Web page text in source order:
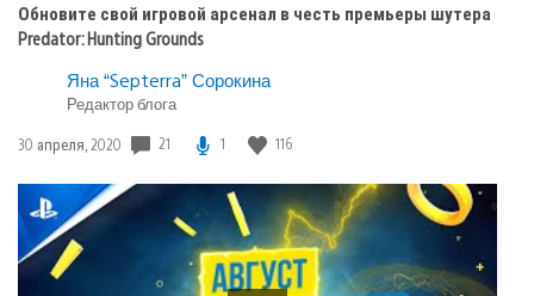
Обновите свой игровой арсенал в честь премьеры шутера
Predator: Hunting Grounds
Яна “Septerra” Сорокина
Редактор блога
Дата
30 апреля, 2020 21 1 116